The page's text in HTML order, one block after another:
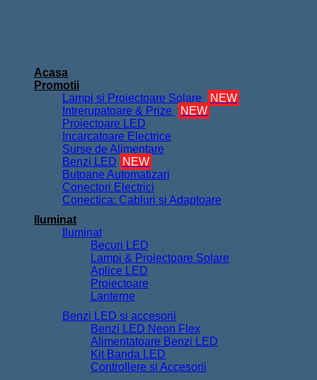
Acasa
Promotii
Lampi si Proiectoare Solare
NEW
Intrerupatoare & Prize
NEW
Proiectoare LED
Incarcatoare Electrice
Surse de Alimentare
Benzi LED
NEW
Butoane Automatizari
Conectori Electrici
Conectica: Cabluri si Adaptoare
Iluminat
Iluminat
Becuri LED
Lampi & Proiectoare Solare
Aplice LED
Proiectoare
Lanterne
Benzi LED si accesorii
Benzi LED Neon Flex
Alimentatoare Benzi LED
Kit Banda LED
Controllere si Accesorii